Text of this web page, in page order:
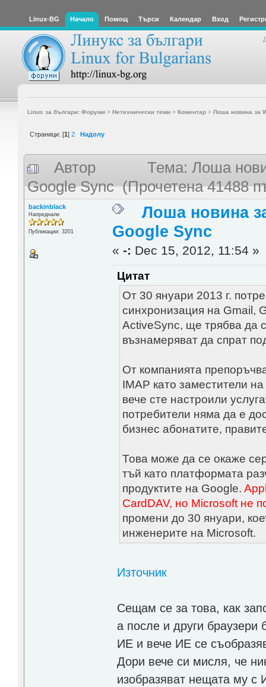
Linux-BG Начало Помощ Търси Календар Вход
Linux за българи: Форуми> Нетехнически теми> Коментар> Лоша новина за
Страници: [1] 2 Надолу
Автор
Тема: Лоша
Google Sync (Прочетена 41488
backinblack
Напреднали
Публикации: 3201
Лоша новина
Google Sync
«-: Dec 15, 2012, 11:54 »
Цитат
От 30 януари 2013 г.
синхронизация на Gmail,
ActiveSync, ще трябва да
възнамеряват да спрат
От компанията
IMAP като заместители
вече сте настроили
потребители няма да е
бизнес абонатите,
Това може да се окаже
тъй като платформата
продуктите на Google.
CardDAV, но Microsoft не
промени до 30 януари,
инженерите на Microsoft.
Източник
Сещам се за това, как
а после и други
ИЕ и вече ИЕ се
Дори вече си мисля, че
изобразяват нещата му с